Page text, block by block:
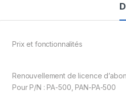
Prix et fonctionnalités
Renouvellement de licence
Pour P/N : PA-500, PAN-PA-500